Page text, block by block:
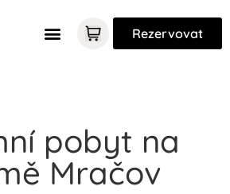
Rezervovat
pobyt na
Mračov